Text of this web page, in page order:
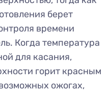
берет
времени
Когда температура
для касания,
горит красным
ожогах,